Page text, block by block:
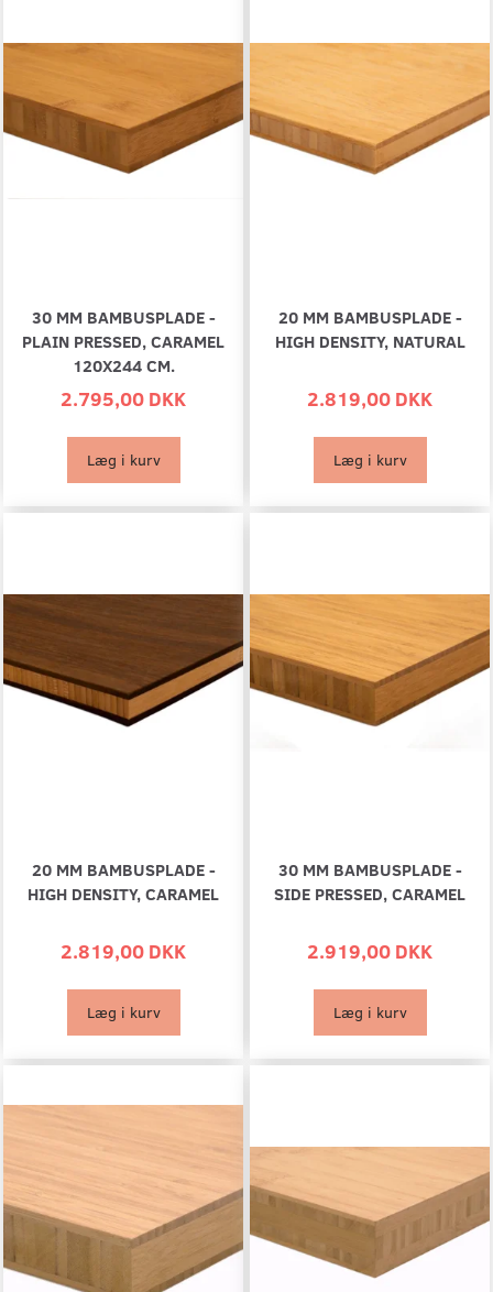
30 MM BAMBUSPLADE -
PLAIN PRESSED, CARAMEL
120X244 CM.
2.795,00 DKK
Læg i kurv
20 MM BAMBUSPLADE -
HIGH DENSITY, NATURAL
2.819,00 DKK
Læg i kurv
20 MM BAMBUSPLADE -
HIGH DENSITY, CARAMEL
2.819,00 DKK
Læg i kurv
30 MM BAMBUSPLADE -
SIDE PRESSED, CARAMEL
2.919,00 DKK
Læg i kurv